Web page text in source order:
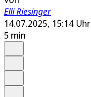
Elli Riesinger
14.07.2025, 15:14 Uhr
5 min